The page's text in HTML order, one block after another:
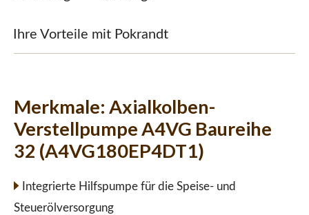
Ihre Vorteile mit Pokrandt
Merkmale: Axialkolben-
Verstellpumpe A4VG Baureihe
32 (A4VG180EP4DT1)
Integrierte Hilfspumpe für die Speise- und
Steuerölversorgung